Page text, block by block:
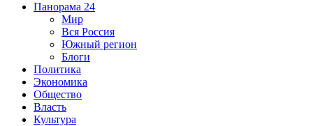
Панорама 24
Мир
Вся Россия
Южный регион
Блоги
Политика
Экономика
Общество
Власть
Культура